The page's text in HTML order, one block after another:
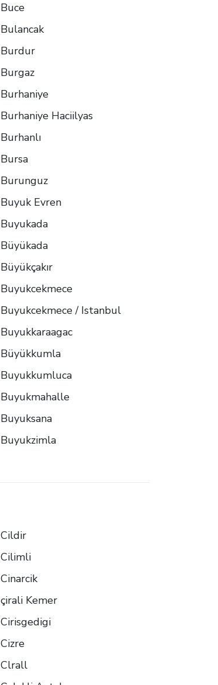
Buce
Bulancak
Burdur
Burgaz
Burhaniye
Burhaniye Haciilyas
Burhanlı
Bursa
Burunguz
Buyuk Evren
Buyukada
Büyükada
Büyükçakır
Buyukcekmece
Buyukcekmece / Istanbul
Buyukkaraagac
Büyükkumla
Buyukkumluca
Buyukmahalle
Buyuksana
Buyukzimla
Cildir
Cilimli
Cinarcik
çirali Kemer
Cirisgedigi
Cizre
Clrall